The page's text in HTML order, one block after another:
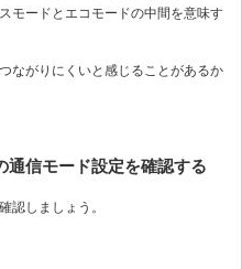
モードとエコモードの中間を意味す
ながりにくいと感じることがあるか
通信モード設定を確認する
認しましょう。